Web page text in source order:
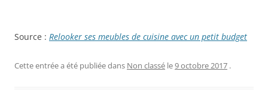
Source : Relooker ses meubles de cuisine avec un petit budget
Cette entrée a été publiée dans Non classé le9 octobre 2017 .